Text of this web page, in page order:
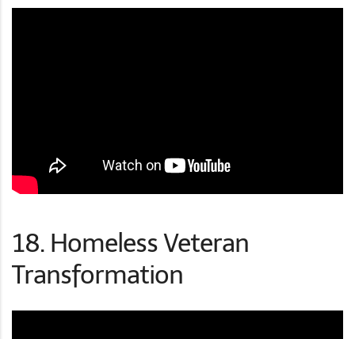
18. Homeless Veteran
Transformation